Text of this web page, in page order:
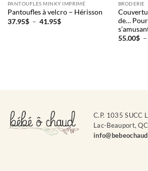
PANTOUFLES MINKY IMPRIMÉ
Pantoufles à velcro – Hérisson
37.95$ – 41.95$Plage
BRODERIE
de…
55.00$ –
C.P. 1035 SUCC
Lac-Beauport,